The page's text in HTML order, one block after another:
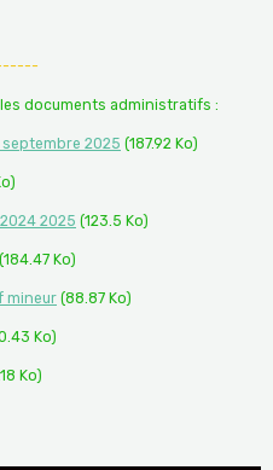
documents administratifs :
2025 (187.92 Ko)
2025 (123.5 Ko)
(184.47 Ko)
mineur (88.87 Ko)
Ko)
Ko)